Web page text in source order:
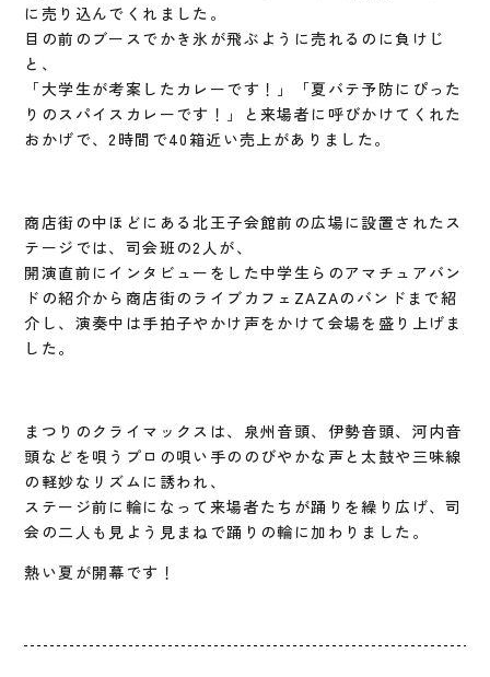
に売り込んでくれました。
目の前のブースでかき氷が飛ぶように売れるのに負けじ
と、
「大学生が考案したカレーです！」「夏バテ予防にぴった
りのスパイスカレーです！」と来場者に呼びかけてくれた
おかげで、2時間で40箱近い売上がありました。
商店街の中ほどにある北王子会館前の広場に設置されたス
テージでは、司会班の2人が、
開演直前にインタビューをした中学生らのアマチュアバン
ドの紹介から商店街のライブカフェZAZAのバンドまで紹
介し、演奏中は手拍子やかけ声をかけて会場を盛り上げま
した。
まつりのクライマックスは、泉州音頭、伊勢音頭、河内音
頭などを唄うプロの唄い手ののびやかな声と太鼓や三味線
の軽妙なリズムに誘われ、
ステージ前に輪になって来場者たちが踊りを繰り広げ、司
会の二人も見よう見まねで踊りの輪に加わりました。
熱い夏が開幕です！